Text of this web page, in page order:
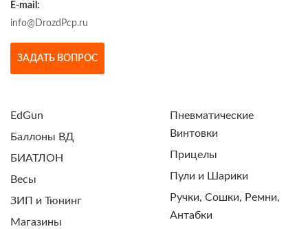
E-mail:
info@DrozdPcp.ru
ЗАДАТЬ ВОПРОС
EdGun
Баллоны ВД
БИАТЛОН
Весы
ЗИП и Тюнинг
Магазины
Пневматические
Винтовки
Прицелы
Пули и Шарики
Ручки, Сошки, Ремни,
Антабки